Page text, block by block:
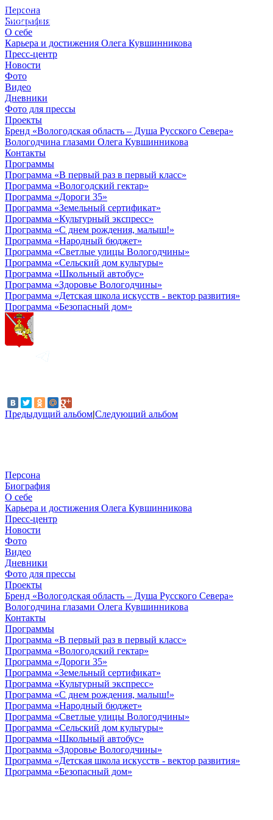
Персона
Биография
О себе
Карьера и достижения Олега Кувшинникова
Пресс-центр
Новости
Фото
Видео
Дневники
Фото для прессы
Проекты
Бренд «Вологодская область – Душа Русского Севера»
Вологодчина глазами Олега Кувшинникова
Контакты
Программы
Программа «В первый раз в первый класс»
Программа «Вологодский гектар»
Программа «Дороги 35»
Программа «Земельный сертификат»
Программа «Культурный экспресс»
Программа «С днем рождения, малыш!»
Программа «Народный бюджет»
Программа «Светлые улицы Вологодчины»
Программа «Сельский дом культуры»
Программа «Школьный автобус»
Программа «Здоровье Вологодчины»
Программа «Детская школа искусств - вектор развития»
Программа «Безопасный дом»
Предыдущий альбом|Следующий альбом
© 2012 - 2023,
КУВШИННИКОВ О.А.
Персона
Биография
О себе
Карьера и достижения Олега Кувшинникова
Пресс-центр
Новости
Фото
Видео
Дневники
Фото для прессы
Проекты
Бренд «Вологодская область – Душа Русского Севера»
Вологодчина глазами Олега Кувшинникова
Контакты
Программы
Программа «В первый раз в первый класс»
Программа «Вологодский гектар»
Программа «Дороги 35»
Программа «Земельный сертификат»
Программа «Культурный экспресс»
Программа «С днем рождения, малыш!»
Программа «Народный бюджет»
Программа «Светлые улицы Вологодчины»
Программа «Сельский дом культуры»
Программа «Школьный автобус»
Программа «Здоровье Вологодчины»
Программа «Детская школа искусств - вектор развития»
Программа «Безопасный дом»